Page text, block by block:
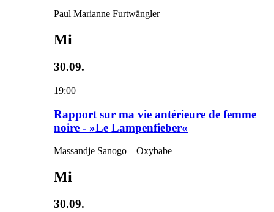
Paul Marianne Furtwängler
Mi
30.09.
19:00
Rapport sur ma vie antérieure de femme
noire - »Le Lampenfieber«
Massandje Sanogo – Oxybabe
Mi
30.09.